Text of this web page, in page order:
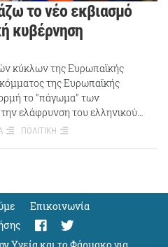
το νέο εκβιασμό
κυβέρνηση
κύκλων της Ευρωπαϊκής
της Ευρωπαϊκής
το "πάγωμα" των
ελάφρυνση του ελληνικού…
ΠΟΛΙΤΙΚΗ
Eπικοινωνία